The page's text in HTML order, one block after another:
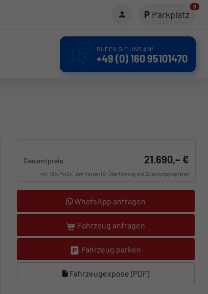
Parkplatz
0
RUFEN SIE UNS AN!
+49 (0) 160 95101470
Gesamtpreis 21.690,– €
incl. 19% MwSt., den Kosten für Überführung und Zulassungspapieren
WhatsApp anfragen
Fahrzeug anfragen
Fahrzeug parken
Fahrzeugexposé (PDF)